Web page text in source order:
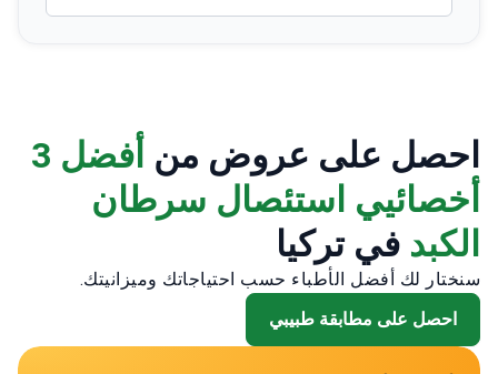
احصل على عروض من
أفضل 3
أخصائيي استئصال سرطان
الكبد في تركيا
سنختار لك أفضل الأطباء حسب احتياجاتك وميزانيتك.
احصل على مطابقة طبيبي